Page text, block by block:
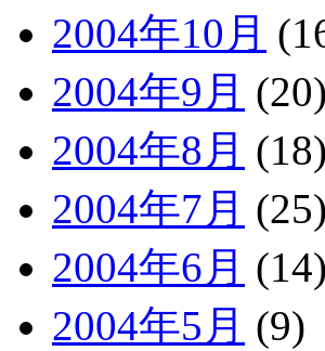
2004年10月
2004年9月 (20)
2004年8月 (18)
2004年7月 (25)
2004年6月 (14)
2004年5月 (9)